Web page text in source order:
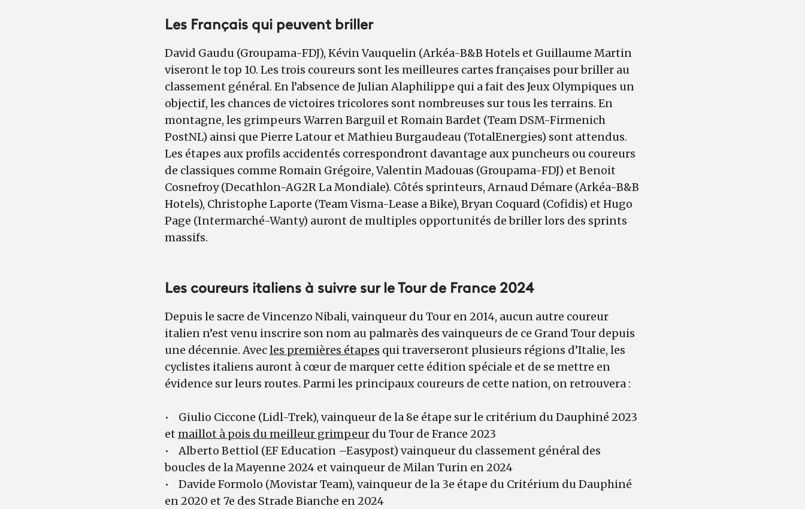
Les Français qui peuvent briller
David Gaudu (Groupama-FDJ), Kévin Vauquelin (Arkéa-B&B Hotels et Guillaume Martin
viseront le top 10. Les trois coureurs sont les meilleures cartes françaises pour briller au
classement général. En l’absence de Julian Alaphilippe qui a fait des Jeux Olympiques un
objectif, les chances de victoires tricolores sont nombreuses sur tous les terrains. En
montagne, les grimpeurs Warren Barguil et Romain Bardet (Team DSM-Firmenich
PostNL) ainsi que Pierre Latour et Mathieu Burgaudeau (TotalEnergies) sont attendus.
Les étapes aux profils accidentés correspondront davantage aux puncheurs ou coureurs
de classiques comme Romain Grégoire, Valentin Madouas (Groupama-FDJ) et Benoit
Cosnefroy (Decathlon-AG2R La Mondiale). Côtés sprinteurs, Arnaud Démare (Arkéa-B&B
Hotels), Christophe Laporte (Team Visma-Lease a Bike), Bryan Coquard (Cofidis) et Hugo
Page (Intermarché-Wanty) auront de multiples opportunités de briller lors des sprints
massifs.
Les coureurs italiens à suivre sur le Tour de France 2024
Depuis le sacre de Vincenzo Nibali, vainqueur du Tour en 2014, aucun autre coureur
italien n’est venu inscrire son nom au palmarès des vainqueurs de ce Grand Tour depuis
une décennie. Avecles premières étapes qui traverseront plusieurs régions d’Italie, les
cyclistes italiens auront à cœur de marquer cette édition spéciale et de se mettre en
évidence sur leurs routes. Parmi les principaux coureurs de cette nation, on retrouvera :
• Giulio Ciccone (Lidl-Trek), vainqueur de la 8e étape sur le critérium du Dauphiné 2023
et maillot à pois du meilleur grimpeur du Tour de France 2023
• Alberto Bettiol (EF Education –Easypost) vainqueur du classement général des
boucles de la Mayenne 2024 et vainqueur de Milan Turin en 2024
• Davide Formolo (Movistar Team), vainqueur de la 3e étape du Critérium du Dauphiné
en 2020 et 7e des Strade Bianche en 2024